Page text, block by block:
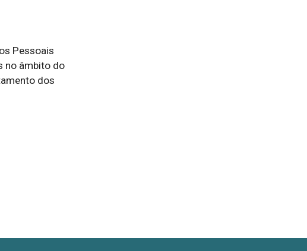
Pessoais
no âmbito do
dos